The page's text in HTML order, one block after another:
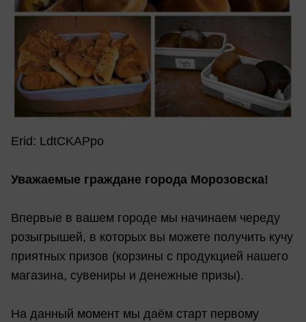
Erid: LdtCKAPpo
Уважаемые граждане города Морозовска!
Впервые в вашем городе мы начинаем череду
розыгрышей, в которых вы можете получить кучу
приятных призов (корзины с продукцией нашего
магазина, сувениры и денежные призы).
На данный момент мы даём старт первому